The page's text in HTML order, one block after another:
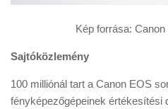
Kép forrása:
Sajtóközlemény
100 milliónál tart a Canon EOS
fényképezőgépeinek értékesítési